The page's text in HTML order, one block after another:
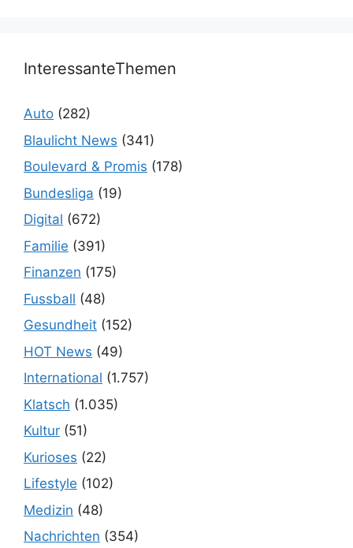
InteressanteThemen
Auto (282)
Blaulicht News (341)
Boulevard & Promis (178)
Bundesliga (19)
Digital (672)
Familie (391)
Finanzen (175)
Fussball (48)
Gesundheit (152)
HOT News (49)
International (1.757)
Klatsch (1.035)
Kultur (51)
Kurioses (22)
Lifestyle (102)
Medizin (48)
Nachrichten (354)